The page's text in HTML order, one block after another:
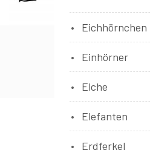
Eichhörnchen
Einhörner
Elche
Elefanten
Erdferkel